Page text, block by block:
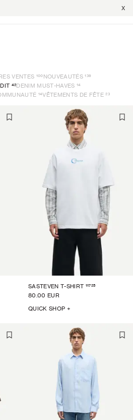
X
VENTES 100NOUVEAUTÉS 139
42DENIM MUST-HAVES 14
14VÊTEMENTS DE FÊTE 23
SASTEVEN T-SHIRT 11725
80.00 EUR
QUICK SHOP +